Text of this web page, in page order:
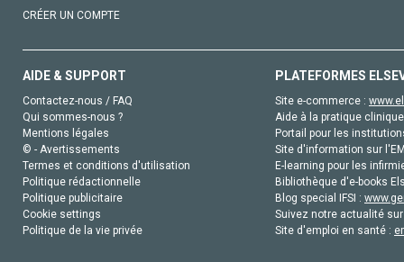
CRÉER UN COMPTE
AIDE & SUPPORT
Contactez-nous / FAQ
Qui sommes-nous ?
Mentions légales
© - Avertissements
Termes et conditions d'utilisation
Politique rédactionnelle
Politique publicitaire
Cookie settings
Politique de la vie privée
PLATEFORMES
Site e-commerce :
Aide à la pratique
Portail pour les
Site d'information sur
E-learning pour les
Bibliothèque d'e-books
Blog special IFSI :
Suivez notre actualité
Site d'emploi en santé :